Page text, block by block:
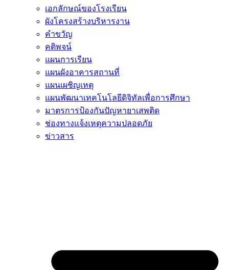
เอกลักษณ์ของโรงเรียน
ผังโครงสร้างบริหารงาน
คำขวัญ
คติพจน์
แผนการเรียน
แผนผังอาคารสถานที่
แผนเผชิญเหตุ
แผนพัฒนาเทคโนโลยีดิจิทัลเพื่อการศึกษา
มาตรการป้องกันปัญหายาเสพติด
ช่องทางแจ้งเหตุความปลอดภัย
ข่าวสาร